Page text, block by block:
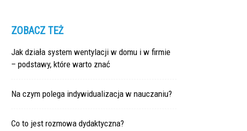
ZOBACZ TEŻ
Jak działa system wentylacji w domu i w firmie
– podstawy, które warto znać
Na czym polega indywidualizacja w nauczaniu?
Co to jest rozmowa dydaktyczna?